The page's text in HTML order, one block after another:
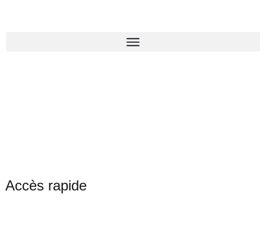
Accès rapide